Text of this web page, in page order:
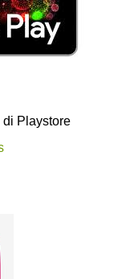
Playstore